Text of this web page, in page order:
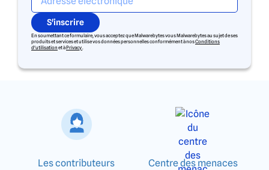
S'inscrire
En soumettant ce formulaire, vous acceptez que Malwarebytes vous Malwarebytes au sujet de ses
produits et services et utilise vos données personnelles conformément à nosConditions
d'utilisation et àPrivacy.
Les contributeurs Centre des menaces